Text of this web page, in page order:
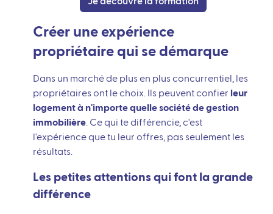
Créer une expérience
propriétaire qui se démarque
Dans un marché de plus en plus concurrentiel, les
propriétaires ont le choix. Ils peuvent confier leur
logement à n'importe quelle société de gestion
immobilière . Ce qui te différencie, c'est
l'expérience que tu leur offres, pas seulement les
résultats.
Les petites attentions qui font la grande
différence